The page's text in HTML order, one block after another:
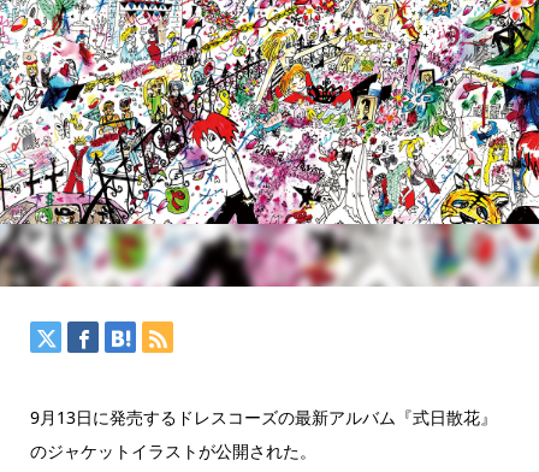
9月13日に発売するドレスコーズの最新アルバム『式日散花』
のジャケットイラストが公開された。